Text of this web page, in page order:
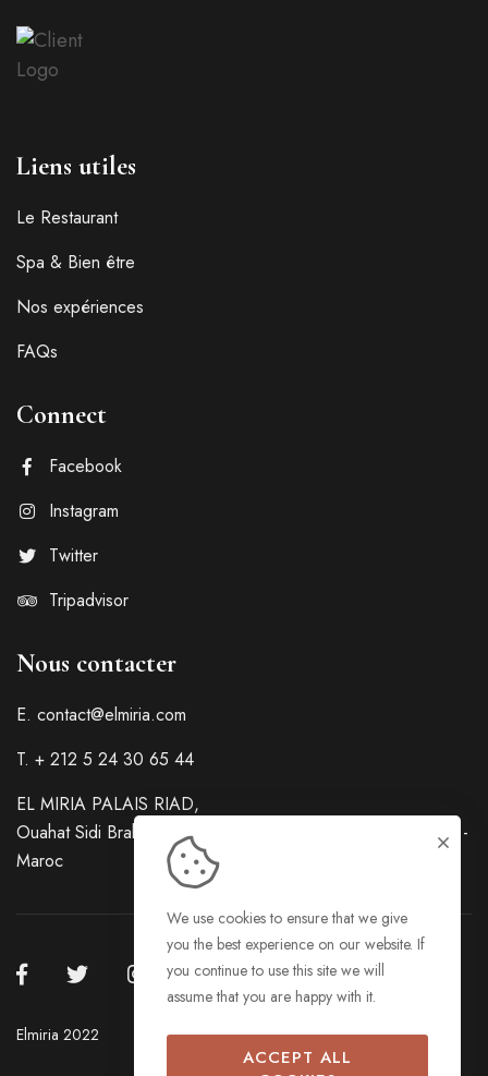
Liens utiles
Le Restaurant
Spa & Bien être
Nos expériences
FAQs
Connect
Facebook
Instagram
Twitter
Tripadvisor
Nous contacter
E. contact@elmiria.com
T. + 212 5 24 30 65 44
EL MIRIA PALAIS RIAD,
Ouahat Sidi Brahim Bellaguide-Palmeraie Marrakech 40000 -
Maroc
Elmiria 2022
We use cookies to ensure that we give
you the best experience on our website. If
you continue to use this site we will
assume that you are happy with it.
ACCEPT ALL